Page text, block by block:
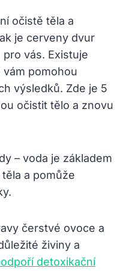
očistě těla a
je cerveny dvur
vás. Existuje
pomohou
výsledků. Zde je 5
očistit tělo a znovu
– voda je základem
a pomůže
čerstvé ovoce a
živiny a
detoxikační